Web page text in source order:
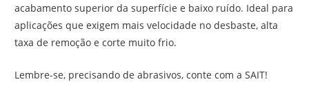
acabamento superior da superfície e baixo ruído. Ideal para
aplicações que exigem mais velocidade no desbaste, alta
taxa de remoção e corte muito frio.
Lembre-se, precisando de abrasivos, conte com a SAIT!